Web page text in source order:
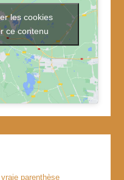
les cookies
ce contenu
parenthèse